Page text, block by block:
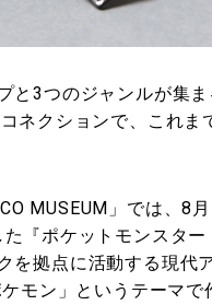
3つのジャンルが集ま
ネクションで、これま
MUSEUM」では、8
『ポケットモンスタ
拠点に活動する現代
モン」というテーマ